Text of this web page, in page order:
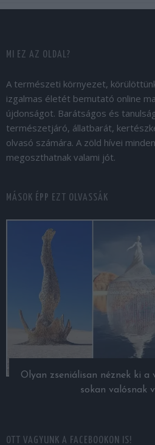
MI EZ AZ OLDAL?
A természeti környezet,
izgalmas életét bemutató online
újdonságot. Barátságos és
természetjáró, állatbarát,
olvasó számára. A zöld hívei
megoszthatnak valami jót.
MÁSOK ÉPP EZT OLVASSÁK
Olyan zseniálisan néznek ki a
sokan valósnak
OTT VAGYUNK A FACEBOOKON IS!